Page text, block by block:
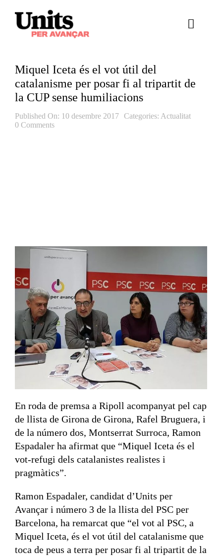
content
Toggle
Miquel Iceta és el vot útil del
catalanisme per posar fi al tripartit de
la CUP sense humiliacions
Published On: 10 desembre 2017 Categories: Actualitat
0 Comments
En roda de premsa a Ripoll acompanyat pel cap
de llista de Girona de Girona, Rafel Bruguera, i
de la número dos, Montserrat Surroca, Ramon
Espadaler ha afirmat que “Miquel Iceta és el
vot-refugi dels catalanistes realistes i
pragmàtics”.
Ramon Espadaler, candidat d’Units per
Avançar i número 3 de la llista del PSC per
Barcelona, ha remarcat que “el vot al PSC, a
Miquel Iceta, és el vot útil del catalanisme que
toca de peus a terra per posar fi al tripartit de la